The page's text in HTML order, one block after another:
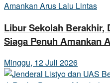
Libur Sekolah Berakhir,
Siaga Penuh Amankan
Minggu, 12 Juli 2026